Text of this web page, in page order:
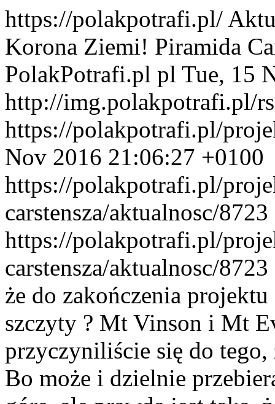
https://polakpotrafi.pl/
Korona Ziemi! Piramida
PolakPotrafi.pl pl Tue, 15
http://img.polakpotrafi.pl/
https://polakpotrafi.pl/
Nov 2016 21:06:27 +0100
https://polakpotrafi.pl/
carstensza/aktualnosc/8723
https://polakpotrafi.pl/
carstensza/aktualnosc/8723
że do zakończenia
szczyty ? Mt Vinson i Mt
przyczyniliście się do tego,
Bo może i dzielnie